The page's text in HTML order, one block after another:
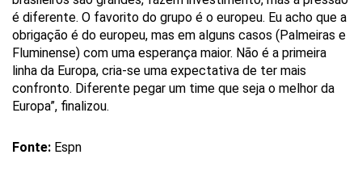
é diferente. O favorito do grupo é o europeu. Eu acho que a
obrigação é do europeu, mas em alguns casos (Palmeiras e
Fluminense) com uma esperança maior. Não é a primeira
linha da Europa, cria-se uma expectativa de ter mais
confronto. Diferente pegar um time que seja o melhor da
Europa”, finalizou.
Fonte: Espn